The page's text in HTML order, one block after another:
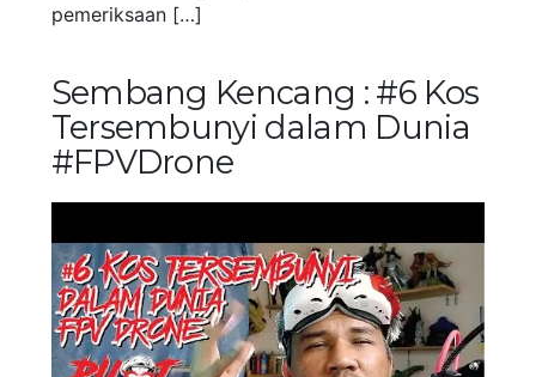
pemeriksaan […]
Sembang Kencang : #6 Kos
Tersembunyi dalam Dunia
#FPVDrone